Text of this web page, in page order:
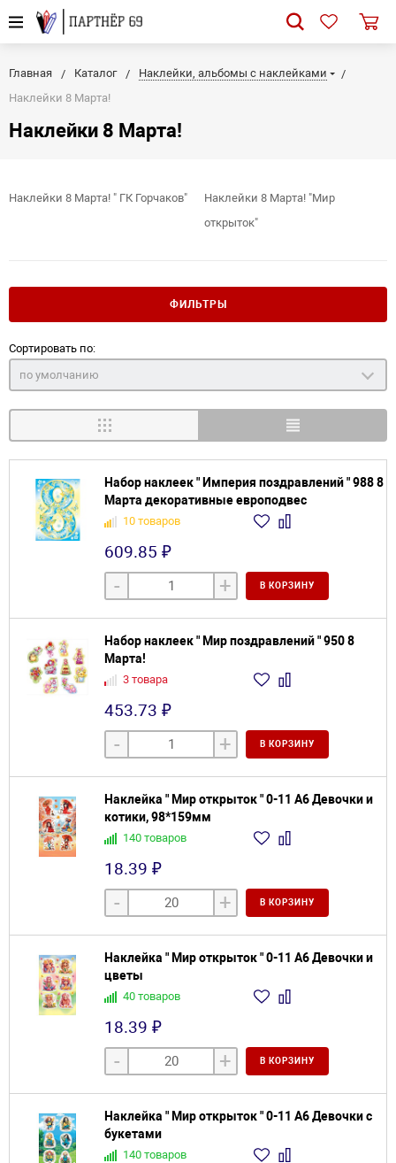
Главная Каталог
Наклейки, альбомы с наклейками
Наклейки 8 Марта!
Наклейки 8 Марта!
Наклейки 8 Марта! " ГК Горчаков"
Наклейки 8 Марта! "Мир
открыток"
ФИЛЬТРЫ
Сортировать по:
по умолчанию
Набор наклеек " Империя поздравлений " 988 8
Марта декоративные европодвес
10 товаров
609.85 ₽
- + В КОРЗИНУ
Набор наклеек " Мир поздравлений " 950 8
Марта!
3 товара
453.73 ₽
- + В КОРЗИНУ
Наклейка " Мир открыток " 0-11 А6 Девочки и
котики, 98*159мм
140 товаров
18.39 ₽
- + В КОРЗИНУ
Наклейка " Мир открыток " 0-11 А6 Девочки и
цветы
40 товаров
18.39 ₽
- + В КОРЗИНУ
Наклейка " Мир открыток " 0-11 А6 Девочки с
букетами
140 товаров